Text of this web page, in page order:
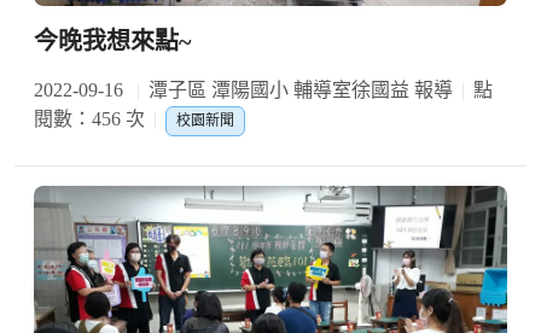
今晚我想來點~
2022-09-16 潭子區 潭陽國小 輔導室徐國益 報導
點
閱數：456 次
校園新聞